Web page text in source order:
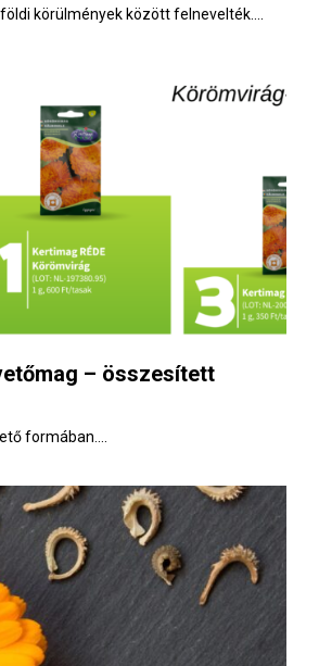
körülmények között felnevelték....
– összesített
formában....